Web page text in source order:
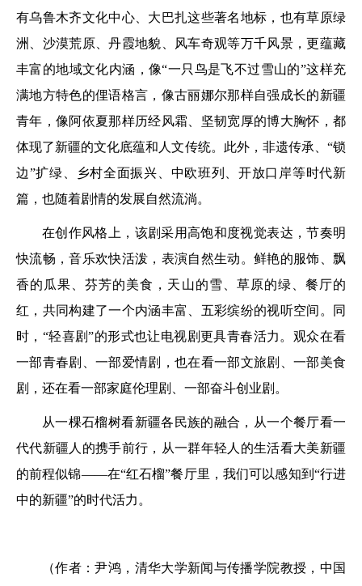
有乌鲁木齐文化中心、大巴扎这些著名地标，也有草原绿
洲、沙漠荒原、丹霞地貌、风车奇观等万千风景，更蕴藏
丰富的地域文化内涵，像“一只鸟是飞不过雪山的”这样充
满地方特色的俚语格言，像古丽娜尔那样自强成长的新疆
青年，像阿依夏那样历经风霜、坚韧宽厚的博大胸怀，都
体现了新疆的文化底蕴和人文传统。此外，非遗传承、“锁
边”扩绿、乡村全面振兴、中欧班列、开放口岸等时代新
篇，也随着剧情的发展自然流淌。
在创作风格上，该剧采用高饱和度视觉表达，节奏明
快流畅，音乐欢快活泼，表演自然生动。鲜艳的服饰、飘
香的瓜果、芬芳的美食，天山的雪、草原的绿、餐厅的
红，共同构建了一个内涵丰富、五彩缤纷的视听空间。同
时，“轻喜剧”的形式也让电视剧更具青春活力。观众在看
一部青春剧、一部爱情剧，也在看一部文旅剧、一部美食
剧，还在看一部家庭伦理剧、一部奋斗创业剧。
从一棵石榴树看新疆各民族的融合，从一个餐厅看一
代代新疆人的携手前行，从一群年轻人的生活看大美新疆
的前程似锦——在“红石榴”餐厅里，我们可以感知到“行进
中的新疆”的时代活力。
（作者：尹鸿，清华大学新闻与传播学院教授，中国